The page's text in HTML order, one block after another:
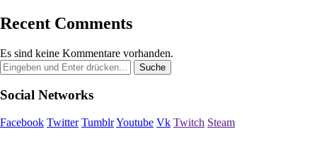
Recent Comments
Es sind keine Kommentare vorhanden.
Social Networks
Facebook Twitter TumblrYoutube Vk Twitch Steam